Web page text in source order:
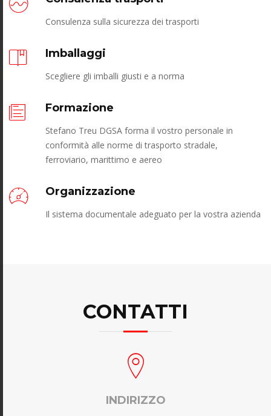
Consulenza sulla sicurezza dei trasporti
Imballaggi
Scegliere gli imballi giusti e a norma
Formazione
Stefano Treu DGSA forma il vostro personale in
conformità alle norme di trasporto stradale,
ferroviario, marittimo e aereo
Organizzazione
Il sistema documentale adeguato per la vostra azienda
CONTATTI
INDIRIZZO